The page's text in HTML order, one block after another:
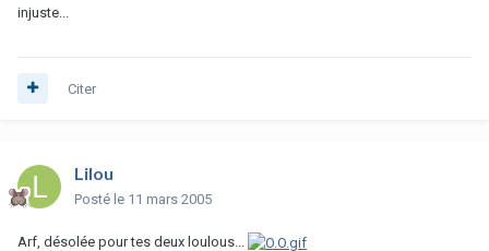
injuste...
Citer
Lilou
Posté le 11 mars 2005
Arf, désolée pour tes deux loulous...